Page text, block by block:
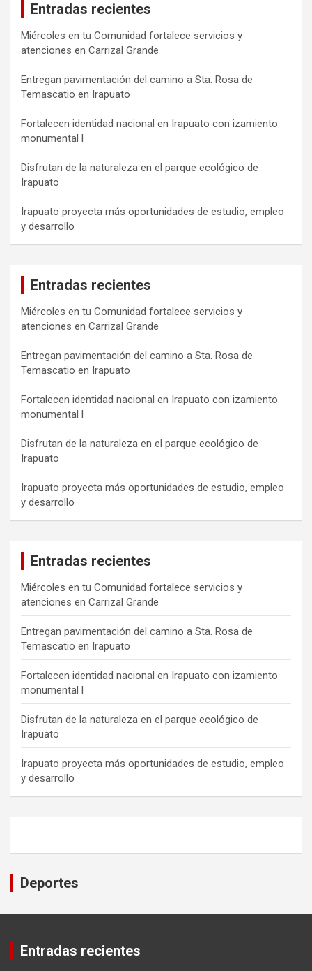
Entradas recientes
Miércoles en tu Comunidad fortalece servicios y
atenciones en Carrizal Grande
Entregan pavimentación del camino a Sta. Rosa de
Temascatio en Irapuato
Fortalecen identidad nacional en Irapuato con izamiento
monumental l
Disfrutan de la naturaleza en el parque ecológico de
Irapuato
Irapuato proyecta más oportunidades de estudio, empleo
y desarrollo
Entradas recientes
Miércoles en tu Comunidad fortalece servicios y
atenciones en Carrizal Grande
Entregan pavimentación del camino a Sta. Rosa de
Temascatio en Irapuato
Fortalecen identidad nacional en Irapuato con izamiento
monumental l
Disfrutan de la naturaleza en el parque ecológico de
Irapuato
Irapuato proyecta más oportunidades de estudio, empleo
y desarrollo
Entradas recientes
Miércoles en tu Comunidad fortalece servicios y
atenciones en Carrizal Grande
Entregan pavimentación del camino a Sta. Rosa de
Temascatio en Irapuato
Fortalecen identidad nacional en Irapuato con izamiento
monumental l
Disfrutan de la naturaleza en el parque ecológico de
Irapuato
Irapuato proyecta más oportunidades de estudio, empleo
y desarrollo
Deportes
Entradas recientes